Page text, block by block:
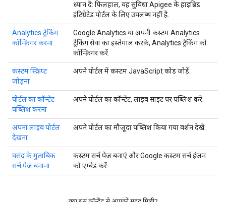
ध्यान दें: फ़िलहाल, यह सुविधा Apigee के हाइब्रिड
इंटिग्रेटेड पोर्टल के लिए उपलब्ध नहीं है.
Analytics ट्रैकिंग
कॉन्फ़िगर करना
Google Analytics या अपनी कस्टम Analytics
ट्रैकिंग सेवा का इस्तेमाल करके, Analytics ट्रैकिंग को
कॉन्फ़िगर करें.
कस्टम स्क्रिप्ट
जोड़ना
अपने पोर्टल में कस्टम JavaScript कोड जोड़ें.
पोर्टल का कॉन्टेंट
पब्लिश करना
अपने पोर्टल का कॉन्टेंट, लाइव साइट पर पब्लिश करें.
अपना लाइव पोर्टल
देखना
अपने पोर्टल का मौजूदा पब्लिश किया गया वर्शन देखें.
पसंद के मुताबिक
सर्च पेज बनाना
कस्टम सर्च पेज बनाएं और Google कस्टम सर्च इंजन
को एम्बेड करें.